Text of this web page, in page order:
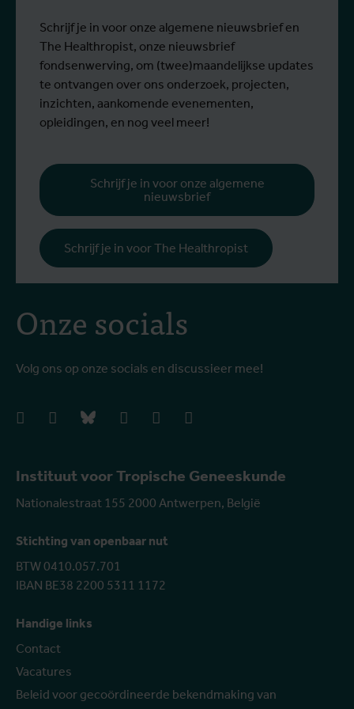
430 mensen overleden.
Instituut voor Tropische Geneeskunde
Nationalestraat 155 2000 Antwerpen, België
Stichting van openbaar nut
BTW 0410.057.701
IBAN BE38 2200 5311 1172
Handige links
Contact
Vacatures
Beleid voor gecoördineerde bekendmaking van
Onze socials
Volg ons op onze socials en discussieer mee!
facebookinstagrambluesky linkedIn youtube
Schrijf je in voor onze algemene nieuwsbrief en
The Healthropist, onze nieuwsbrief
fondsenwerving, om (twee)maandelijkse updates
te ontvangen over ons onderzoek, projecten,
inzichten, aankomende evenementen,
opleidingen, en nog veel meer!
Schrijf je in voor onze algemene
nieuwsbrief
Schrijf je in voor The Healthropist